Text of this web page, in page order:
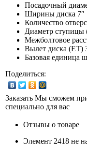
Посадочный
Ширины диска 7″
Количество
Диаметр
Межболтовое
Вылет диска (ET)
Базовая единица
Поделиться:
Заказать Мы сможем
специально для вас
Отзывы о товаре
Элемент 2418 не